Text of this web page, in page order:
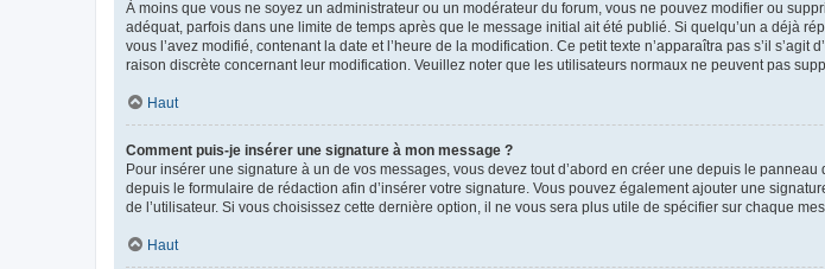
À moins que vous ne soyez un administrateur ou un modérateur du forum, vous ne pouvez modifier ou
adéquat, parfois dans une limite de temps après que le message initial ait été publié. Si quelqu’un a déjà
vous l’avez modifié, contenant la date et l’heure de la modification. Ce petit texte n’apparaîtra pas s’il
raison discrète concernant leur modification. Veuillez noter que les utilisateurs normaux ne peuvent pas
Haut
Comment puis-je insérer une signature à mon message ?
Pour insérer une signature à un de vos messages, vous devez tout d’abord en créer une depuis le
depuis le formulaire de rédaction afin d’insérer votre signature. Vous pouvez également ajouter une
de l’utilisateur. Si vous choisissez cette dernière option, il ne vous sera plus utile de spécifier sur chaque
Haut